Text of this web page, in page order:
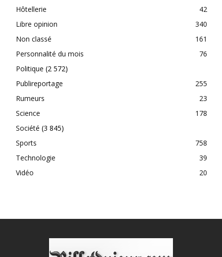
Hôtellerie
42
Libre opinion
340
Non classé
161
Personnalité du mois
76
Politique (2 572)
Publireportage
255
Rumeurs
23
Science
178
Société (3 845)
Sports
758
Technologie
39
Vidéo
20